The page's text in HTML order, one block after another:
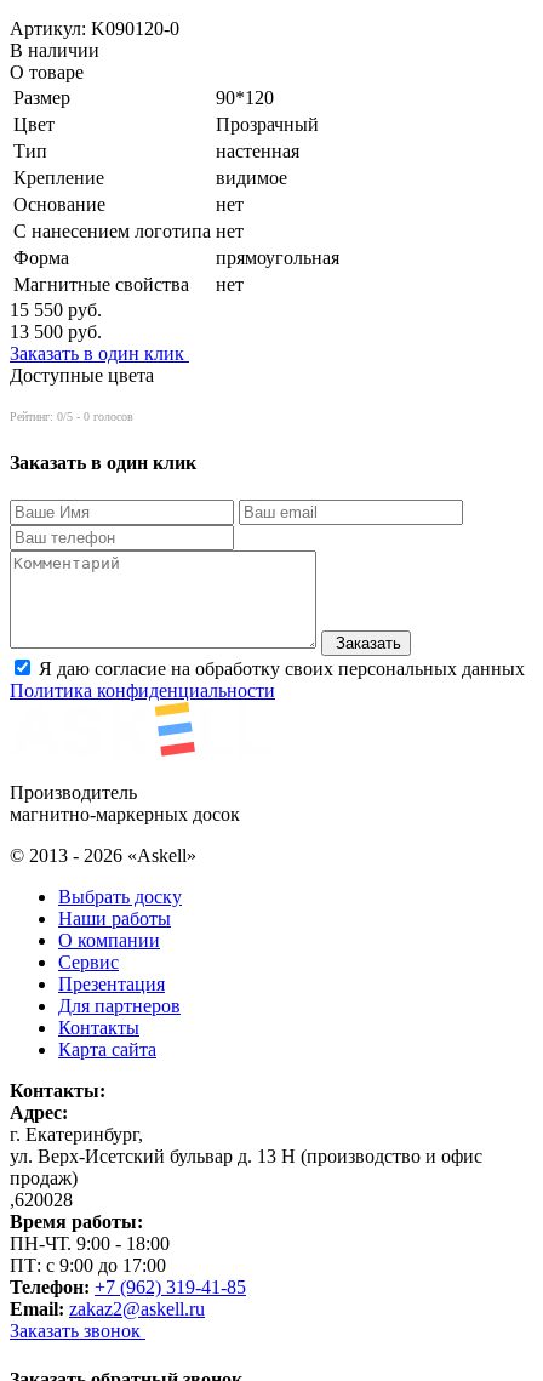
Артикул: K090120-0
В наличии
О товаре
Размер
90*120
Цвет
Прозрачный
Тип
настенная
Крепление
видимое
Основание
нет
С нанесением логотипа нет
Форма
прямоугольная
Магнитные свойства
нет
15 550 руб.
13 500 руб.
Заказать в один клик
Доступные цвета
Рейтинг: 0/5 - 0 голосов
Заказать в один клик
Заказать
Я даю согласие на обработку своих персональных данных
Политика конфиденциальности
Производитель
магнитно-маркерных досок
© 2013 - 2026 «Askell»
Выбрать доску
Наши работы
О компании
Сервис
Презентация
Для партнеров
Контакты
Карта сайта
Контакты:
Адрес:
г. Екатеринбург,
ул. Верх-Исетский бульвар д. 13 Н (производство и офис
продаж)
,620028
Время работы:
ПН-ЧТ. 9:00 - 18:00
ПТ: с 9:00 до 17:00
Телефон: +7 (962) 319-41-85
Email: zakaz2@askell.ru
Заказать звонок